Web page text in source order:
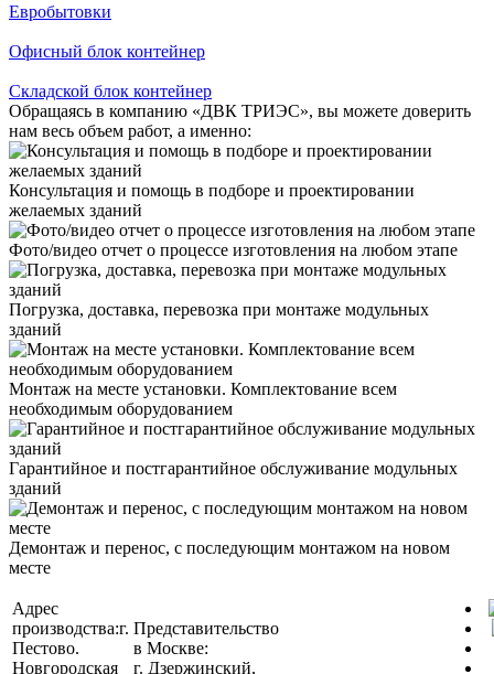
Евробытовки
Офисный блок контейнер
Складской блок контейнер
Обращаясь в компанию «ДВК ТРИЭС», вы можете доверить
нам весь объем работ, а именно:
Консультация и помощь в подборе и проектировании
желаемых зданий
Фото/видео отчет о процессе изготовления на любом этапе
Погрузка, доставка, перевозка при монтаже модульных
зданий
Монтаж на месте установки. Комплектование всем
необходимым оборудованием
Гарантийное и постгарантийное обслуживание модульных
зданий
Демонтаж и перенос, с последующим монтажом на новом
месте
Адрес
производства:г.
Пестово.
Новгородская
Представительство
в Москве:
г. Дзержинский,